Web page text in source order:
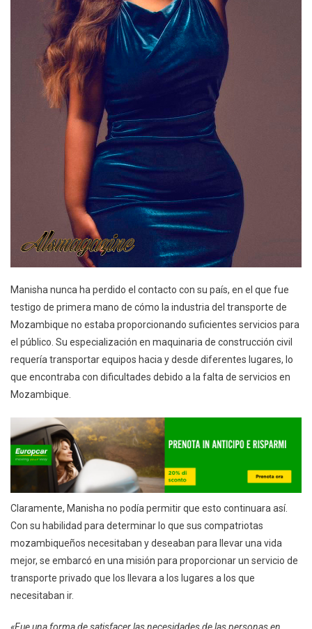
Manisha nunca ha perdido el contacto con su país, en el que fue
testigo de primera mano de cómo la industria del transporte de
Mozambique no estaba proporcionando suficientes servicios para
el público. Su especialización en maquinaria de construcción civil
requería transportar equipos hacia y desde diferentes lugares, lo
que encontraba con dificultades debido a la falta de servicios en
Mozambique.
Claramente, Manisha no podía permitir que esto continuara así.
Con su habilidad para determinar lo que sus compatriotas
mozambiqueños necesitaban y deseaban para llevar una vida
mejor, se embarcó en una misión para proporcionar un servicio de
transporte privado que los llevara a los lugares a los que
necesitaban ir.